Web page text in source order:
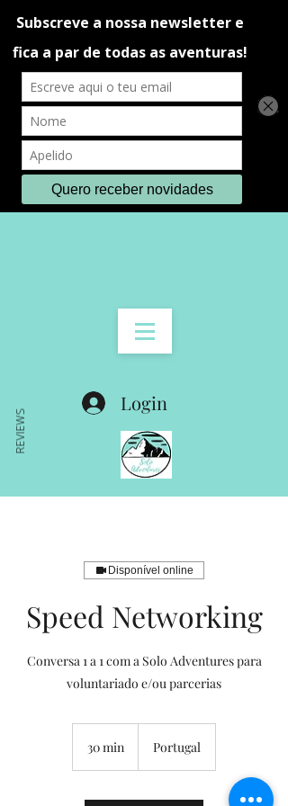
Login
Disponível online
Speed Networking
Conversa 1 a 1 com a Solo Adventures para
voluntariado e/ou parcerias
30 min
i
Portugal
REVIEWS